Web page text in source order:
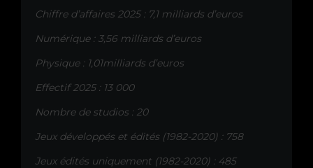
Chiffre d’affaires 2025 : 7,1 milliards d’euros
Numérique : 3,56 milliards d’euros
Physique : 1,01milliards d’euros
Effectif 2025 : 13 000
Nombre de studios : 20
Jeux développés et édités (1982-2020) : 758
Jeux édités uniquement (1982-2020) : 485